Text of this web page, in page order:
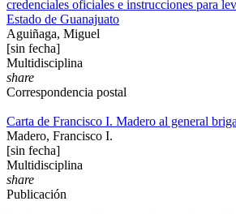
credenciales oficiales e instrucciones para
Estado de Guanajuato
Aguiñaga, Miguel
[sin fecha]
Multidisciplina
share
Correspondencia postal
Carta de Francisco I. Madero al general
Madero, Francisco I.
[sin fecha]
Multidisciplina
share
Publicación